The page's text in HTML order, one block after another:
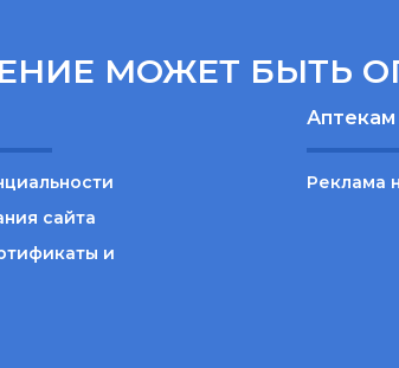
МОЖЕТ БЫТЬ
сайта
и
Аптекам
Реклама